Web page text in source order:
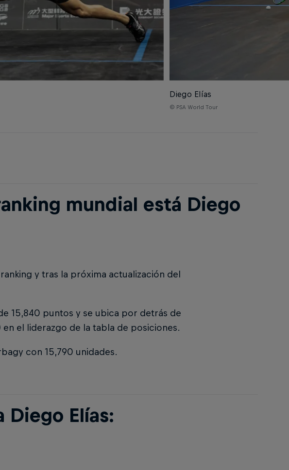
Diego Elías
© PSA World Tour
mundial está Diego
y tras la próxima actualización del
15,840 puntos y se ubica por detrás de
en el liderazgo de la tabla de posiciones.
con 15,790 unidades.
Diego Elías: